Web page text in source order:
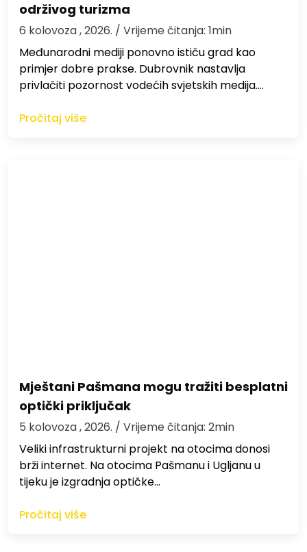
održivog turizma
6 kolovoza , 2026. / Vrijeme čitanja: 1min
Međunarodni mediji ponovno ističu grad kao
primjer dobre prakse. Dubrovnik nastavlja
privlačiti pozornost vodećih svjetskih medija.…
Pročitaj više
Mještani Pašmana mogu tražiti besplatni
optički priključak
5 kolovoza , 2026. / Vrijeme čitanja: 2min
Veliki infrastrukturni projekt na otocima donosi
brži internet. Na otocima Pašmanu i Ugljanu u
tijeku je izgradnja optičke…
Pročitaj više